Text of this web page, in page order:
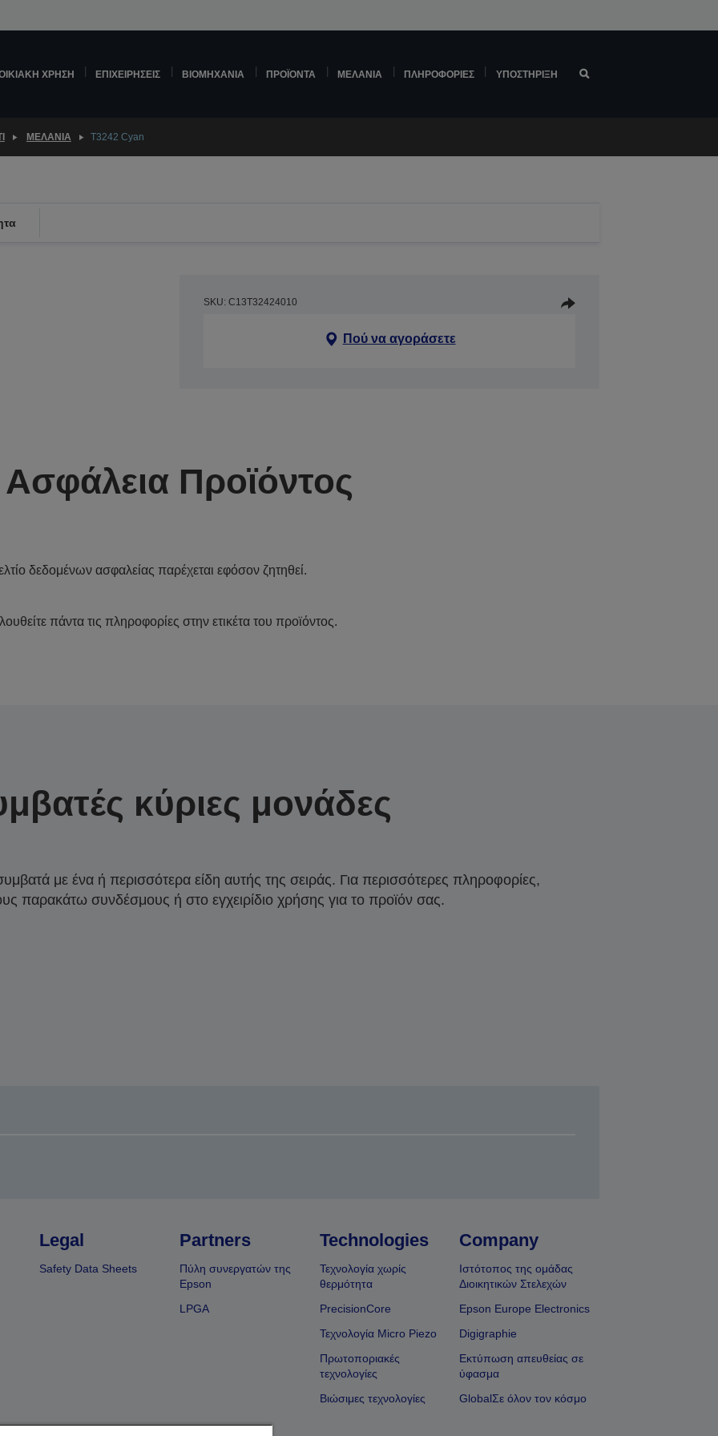
ΧΡΉΣΗ ΕΠΙΧΕΙΡΉΣΕΙΣ ΒΙΟΜΗΧΑΝΊΑ ΠΡΟΪΌΝΤΑ ΜΕΛΆΝΙΑ ΠΛΗΡΟΦΟΡΊΕΣ ΥΠΟΣΤΉΡΙΞΗ
ΜΕΛΆΝΙΑ T3242 Cyan
SKU: C13T32424010
Πού να αγοράσετε
Ασφάλεια Προϊόντος
δεδομένων ασφαλείας παρέχεται εφόσον ζητηθεί.
πάντα τις πληροφορίες στην ετικέτα του προϊόντος.
κύριες μονάδες
με ένα ή περισσότερα είδη αυτής της σειράς. Για περισσότερες πληροφορίες,
παρακάτω συνδέσμους ή στο εγχειρίδιο χρήσης για το προϊόν σας.
Legal
Safety Data Sheets
Partners
Πύλη συνεργατών της
Epson
LPGA
Technologies
Τεχνολογία χωρίς
θερμότητα
PrecisionCore
Τεχνολογία Micro Piezo
Πρωτοποριακές
τεχνολογίες
Βιώσιμες τεχνολογίες
Company
Ιστότοπος της ομάδας
Διοικητικών Στελεχών
Epson Europe Electronics
Digigraphie
Εκτύπωση απευθείας σε
ύφασμα
GlobalΣε όλον τον κόσμο